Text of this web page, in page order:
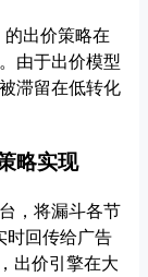
出价策略在
由于出价模型
滞留在低转化
略实现
，将漏斗各节
时回传给广告
出价引擎在大